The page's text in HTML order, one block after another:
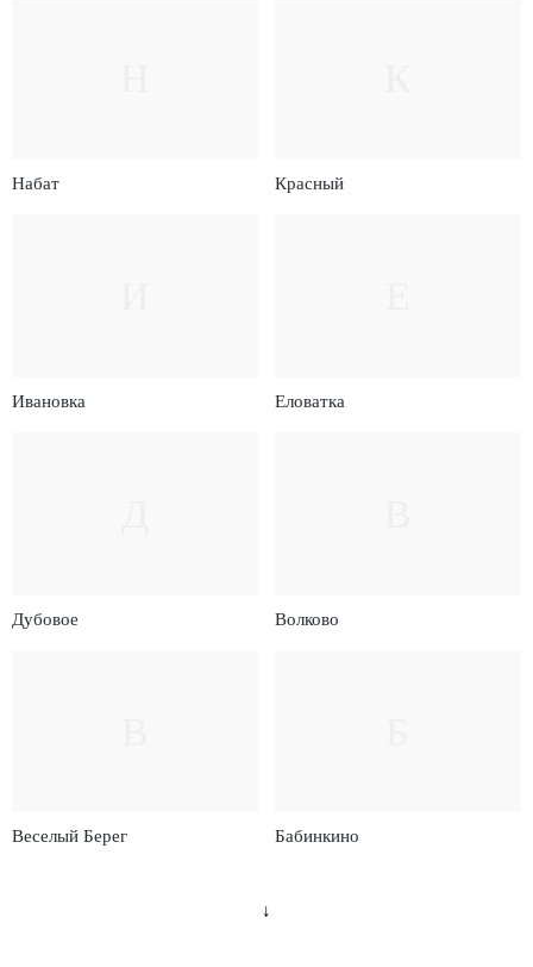
Набат Красный
Ивановка Еловатка
Дубовое Волково
Веселый Берег Бабинкино
↓